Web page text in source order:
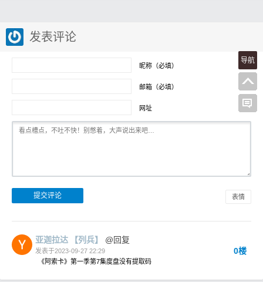
发表评论
昵称（必填）
邮箱（必填）
网址
表情
亚迦拉达 【列兵】 @回复
发表于2023-09-27 22:29 0楼
《阿索卡》第一季第7集度盘没有提取码
导航